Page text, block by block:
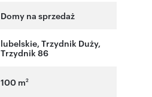
Domy na sprzedaż
lubelskie, Trzydnik Duży,
Trzydnik 86
100 m2